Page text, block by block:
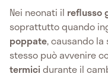
Nei neonati il reflusso
soprattutto quando
poppate, causando
stesso può avvenire
termicidurante il